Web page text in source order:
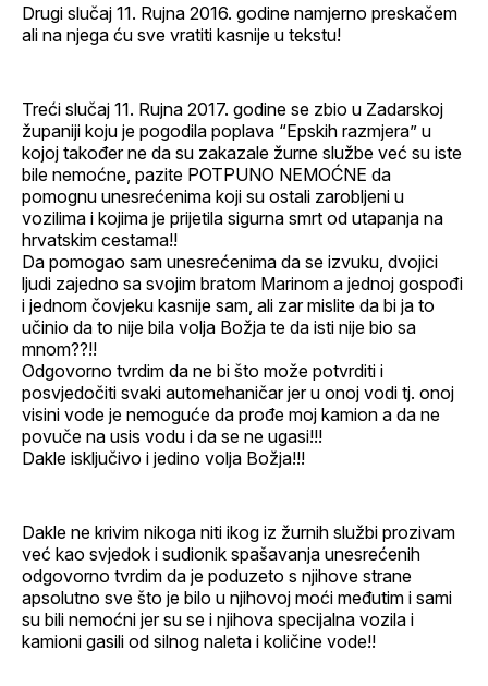
Drugi slučaj 11. Rujna 2016. godine namjerno preskačem
ali na njega ću sve vratiti kasnije u tekstu!
Treći slučaj 11. Rujna 2017. godine se zbio u Zadarskoj
županiji koju je pogodila poplava “Epskih razmjera” u
kojoj također ne da su zakazale žurne službe već su iste
bile nemoćne, pazite POTPUNO NEMOĆNE da
pomognu unesrećenima koji su ostali zarobljeni u
vozilima i kojima je prijetila sigurna smrt od utapanja na
hrvatskim cestama!!
Da pomogao sam unesrećenima da se izvuku, dvojici
ljudi zajedno sa svojim bratom Marinom a jednoj gospođi
i jednom čovjeku kasnije sam, ali zar mislite da bi ja to
učinio da to nije bila volja Božja te da isti nije bio sa
mnom??!!
Odgovorno tvrdim da ne bi što može potvrditi i
posvjedočiti svaki automehaničar jer u onoj vodi tj. onoj
visini vode je nemoguće da prođe moj kamion a da ne
povuče na usis vodu i da se ne ugasi!!!
Dakle isključivo i jedino volja Božja!!!
Dakle ne krivim nikoga niti ikog iz žurnih službi prozivam
već kao svjedok i sudionik spašavanja unesrećenih
odgovorno tvrdim da je poduzeto s njihove strane
apsolutno sve što je bilo u njihovoj moći međutim i sami
su bili nemoćni jer su se i njihova specijalna vozila i
kamioni gasili od silnog naleta i količine vode!!